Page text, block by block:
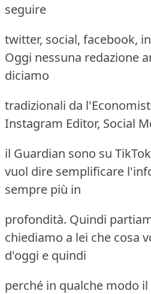
seguire
twitter, social, facebook,
Oggi nessuna redazione
diciamo
tradizionali da
Instagram Editor, Social
il Guardian sono su
vuol dire semplificare
sempre più in
profondità. Quindi
chiediamo a lei che cosa
d'oggi e quindi
perché in qualche modo